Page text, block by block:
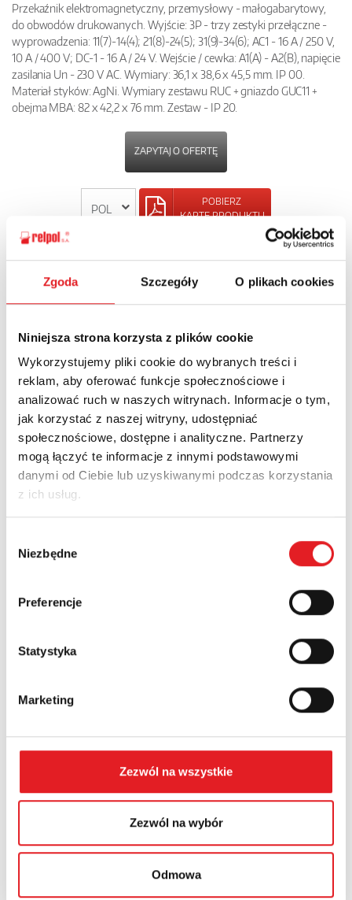
Zgoda Szczegóły O plikach cookies
Niniejsza strona korzysta z plików cookie
Wykorzystujemy pliki cookie do wybranych treści i
reklam, aby oferować funkcje społecznościowe i
analizować ruch w naszych witrynach. Informacje o tym,
jak korzystać z naszej witryny, udostępniać
społecznościowe, dostępne i analityczne. Partnerzy
mogą łączyć te informacje z innymi podstawowymi
danymi od Ciebie lub uzyskiwanymi podczas korzystania
z ich usług.
zgody
Niezbędne
Preferencje
Statystyka
Marketing
Zezwól na wszystkie
Zezwól na wybór
Odmowa
Przekaźnik elektromagnetyczny, przemysłowy - małogabarytowy,
do obwodów drukowanych. Wyjście: 3P - trzy zestyki przełączne -
wyprowadzenia: 11(7)-14(4); 21(8)-24(5); 31(9)-34(6); AC1 - 16 A / 250 V,
10 A / 400 V; DC-1 - 16 A / 24 V. Wejście / cewka: A1(A) - A2(B), napięcie
zasilania Un - 230 V AC. Wymiary: 36,1 x 38,6 x 45,5 mm. IP 00.
Materiał styków: AgNi. Wymiary zestawu RUC + gniazdo GUC11 +
obejma MBA: 82 x 42,2 x 76 mm. Zestaw - IP 20.
ZAPYTAJ O OFERTĘ
POBIERZ
KARTĘ PRODUKTU
POWRÓT
Zapytaj o szczegóły oferty
Imię i nazwisko: *
Adres e-mail: *
Nazwa firmy:
Województwo:
Treść: *
Wyrażam zgodę na przetwarzanie moich danych
temat przetwarzania danych osobowych wPolityce